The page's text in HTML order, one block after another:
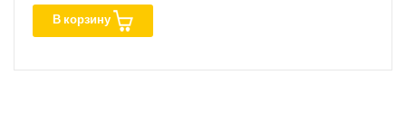
В корзину